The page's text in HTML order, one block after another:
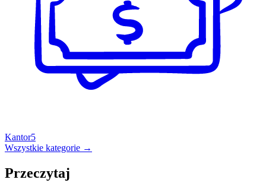
Kantor5
Wszystkie kategorie →
Przeczytaj